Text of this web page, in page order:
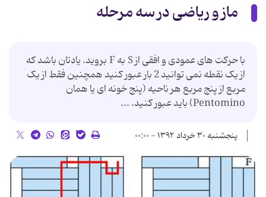
ماز و ریاضی در سه مرحله
با حرکت های عمودی و افقی از S به F بروید. یادتان باشد که
از یک نقطه نمی توانید 2 بار عبور کنید همچنین فقط از یک
مربع از پنج مربع هر ناحیه (پنج خونه ای یا همان
Pentomino) باید عبور کنید. ...
پنجشنبه ۳۰ خرداد ۱۳۹۲ - ۰۰:۰۰